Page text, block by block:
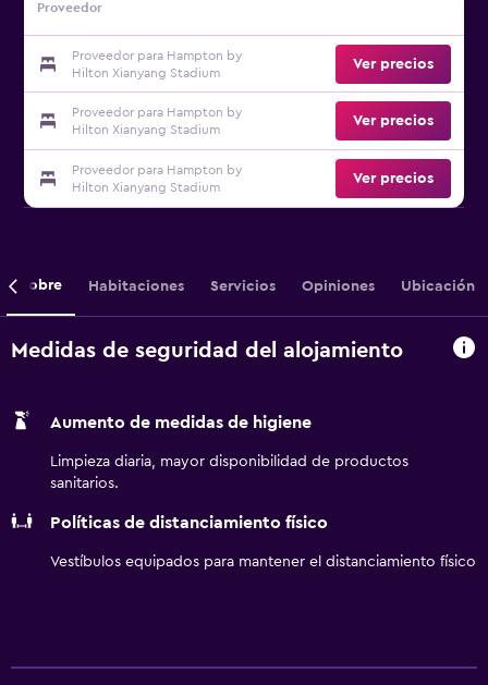
Proveedor
Proveedor para Hampton by
Hilton Xianyang Stadium
Ver precios
Proveedor para Hampton by
Hilton Xianyang Stadium
Ver precios
Proveedor para Hampton by
Hilton Xianyang Stadium
Ver precios
Sobre Habitaciones Servicios Opiniones Ubicación
Medidas de seguridad del alojamiento
Aumento de medidas de higiene
Limpieza diaria, mayor disponibilidad de productos
sanitarios.
Políticas de distanciamiento físico
Vestíbulos equipados para mantener el distanciamiento físico